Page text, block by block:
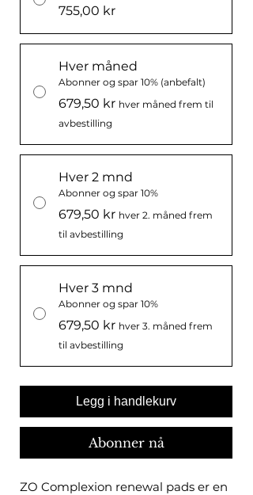
755,00 kr
Hver måned
Abonner og spar 10% (anbefalt)
679,50 kr hver måned frem til
avbestilling
Hver 2 mnd
Abonner og spar 10%
679,50 kr hver 2. måned frem
til avbestilling
Hver 3 mnd
Abonner og spar 10%
679,50 kr hver 3. måned frem
til avbestilling
Legg i handlekurv
Abonner nå
ZO Complexion renewal pads er en